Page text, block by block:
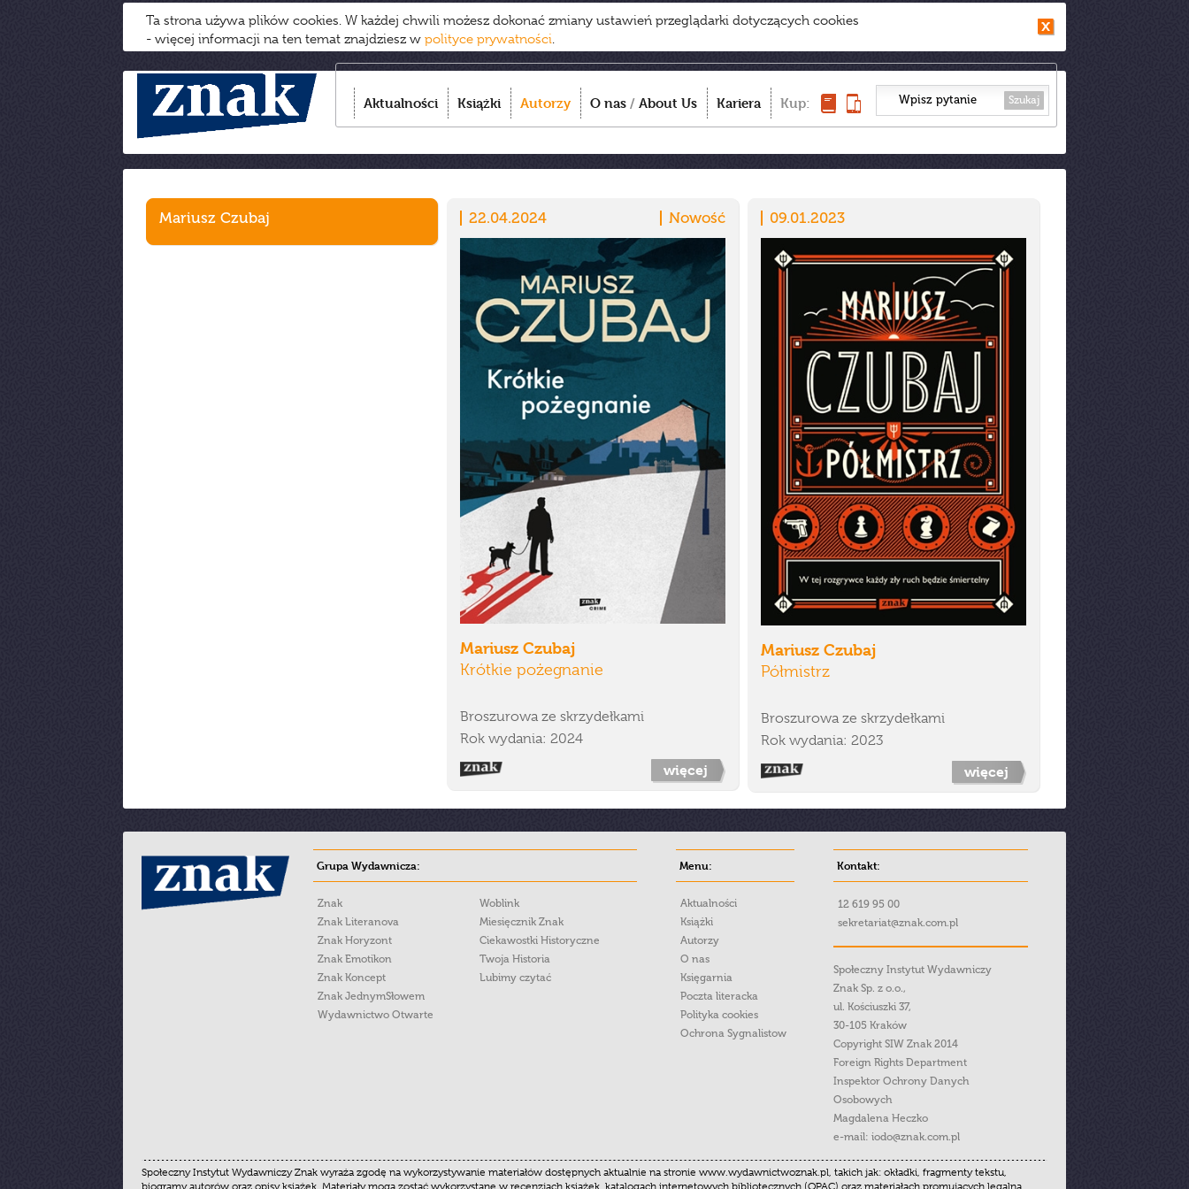
Ta strona używa plików cookies. W każdej chwili możesz dokonać zmiany ustawień przeglądarki dotyczących cookies
- więcej informacji na ten temat znajdziesz w polityce prywatności.
Aktualności Książki Autorzy O nas / About Us Kariera Kup: Szukaj
Mariusz Czubaj 22.04.2024 Nowość
Mariusz Czubaj
Krótkie pożegnanie
Broszurowa ze skrzydełkami
Rok wydania: 2024
więcej
09.01.2023
Mariusz Czubaj
Półmistrz
Broszurowa ze skrzydełkami
Rok wydania: 2023
więcej
Grupa Wydawnicza:
Znak
Znak Literanova
Znak Horyzont
Znak Emotikon
Znak Koncept
Znak JednymSłowem
Wydawnictwo Otwarte
Woblink
Miesięcznik Znak
Ciekawostki Historyczne
Twoja Historia
Lubimy czytać
Menu:
Aktualności
Książki
Autorzy
O nas
Księgarnia
Poczta literacka
Polityka cookies
Ochrona Sygnalistow
Kontakt:
12 619 95 00
sekretariat@znak.com.pl
Społeczny Instytut Wydawniczy
Znak Sp. z o.o.,
ul. Kościuszki 37,
30-105 Kraków
Copyright SIW Znak 2014
Foreign Rights Department
Inspektor Ochrony Danych
Osobowych
Magdalena Heczko
e-mail: iodo@znak.com.pl
Społeczny Instytut Wydawniczy Znak wyraża zgodę na wykorzystywanie materiałów dostępnych aktualnie na stronie www.wydawnictwoznak.pl, takich jak: okładki, fragmenty tekstu,
biogramy autorów oraz opisy książek. Materiały mogą zostać wykorzystane w recenzjach książek, katalogach internetowych bibliotecznych (OPAC) oraz materiałach promujących legalną